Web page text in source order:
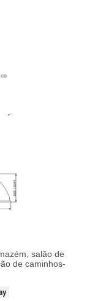
salão de
de caminhos-